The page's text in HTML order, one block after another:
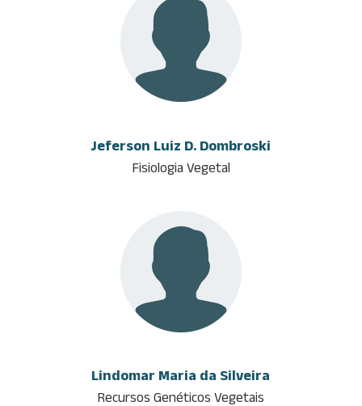
Jeferson Luiz D. Dombroski
Fisiologia Vegetal
Lindomar Maria da Silveira
Recursos Genéticos Vegetais